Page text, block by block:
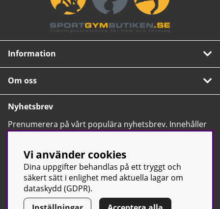
Information
Om oss
Nyhetsbrev
Prenumerera på vårt populära nyhetsbrev. Innehåller
tips, nyheter och våra allra bästa erbjudanden.
Vi använder cookies
Dina uppgifter behandlas på ett tryggt och
säkert sätt i enlighet med aktuella lagar om
dataskydd (GDPR).